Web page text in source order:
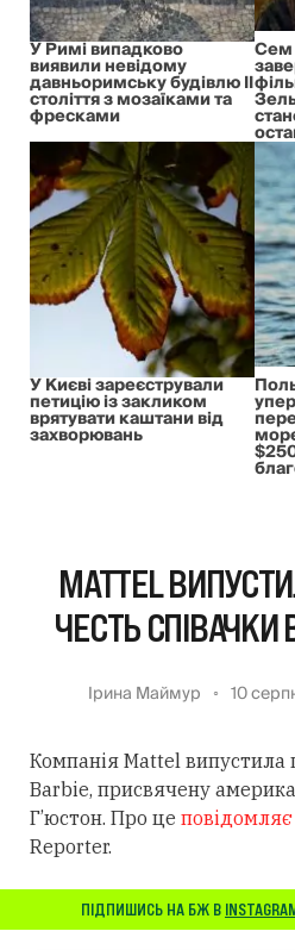
У Римі випадково
виявили невідому
давньоримську будівлю II
століття з мозаїками та
фресками
Сем
У Києві зареєстрували
петицію із закликом
врятувати каштани від
захворювань
MATTEL
ЧЕСТЬ СПІВАЧКИ
Ірина Маймур 10
Компанія Mattel випустила
Barbie, присвячену
Г’юстон. Про це повідомляє
Reporter.
ПІДПИШИСЬ НА БЖ В